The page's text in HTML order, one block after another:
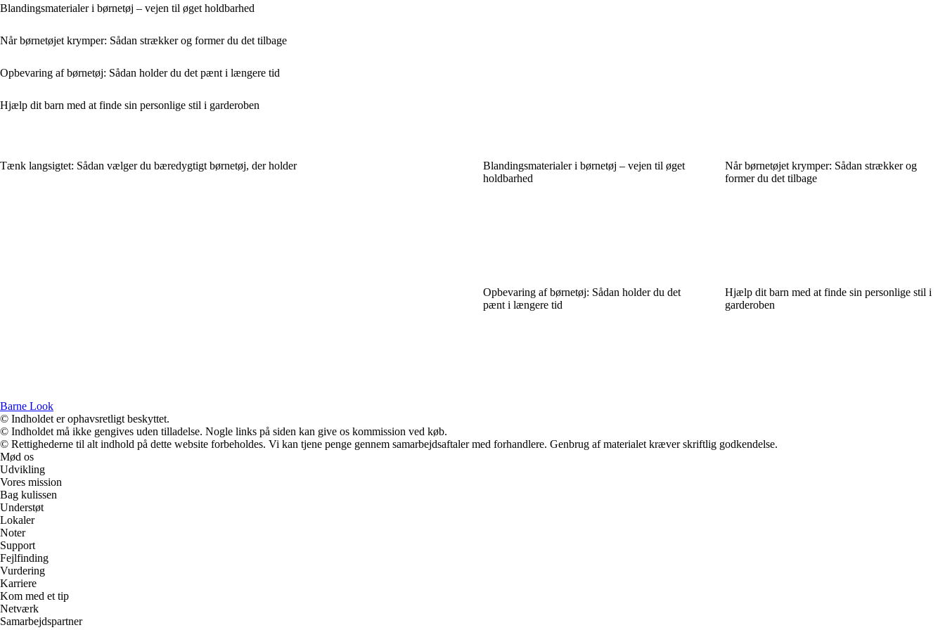
Blandingsmaterialer i børnetøj – vejen til øget holdbarhed
Når børnetøjet krymper: Sådan strækker og former du det tilbage
Opbevaring af børnetøj: Sådan holder du det pænt i længere tid
Hjælp dit barn med at finde sin personlige stil i garderoben
Tænk langsigtet: Sådan vælger du bæredygtigt børnetøj, der holder
Blandingsmaterialer i børnetøj – vejen til øget
holdbarhed
Når børnetøjet krymper: Sådan strækker og
former du det tilbage
Opbevaring af børnetøj: Sådan holder du det
pænt i længere tid
Hjælp dit barn med at finde sin personlige stil i
garderoben
Barne Look
© Indholdet er ophavsretligt beskyttet.
© Indholdet må ikke gengives uden tilladelse. Nogle links på siden kan give os kommission ved køb.
© Rettighederne til alt indhold på dette website forbeholdes. Vi kan tjene penge gennem samarbejdsaftaler med forhandlere. Genbrug af materialet kræver skriftlig godkendelse.
Mød os
Udvikling
Vores mission
Bag kulissen
Understøt
Lokaler
Noter
Support
Fejlfinding
Vurdering
Karriere
Kom med et tip
Netværk
Samarbejdspartner